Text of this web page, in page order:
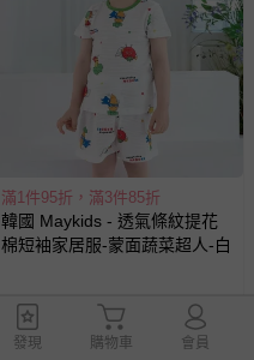
滿1件95折，滿3件85折
韓國 Maykids - 透氣條紋提花
棉短袖家居服-蒙面蔬菜超人-白
378
已售出 4
發現 購物車 會員